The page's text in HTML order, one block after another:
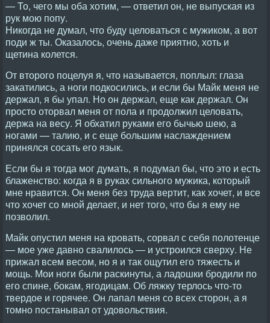
— То, чего мы оба хотим, — ответил он, не выпуская из
рук мою попу.
Никогда не думал, что буду целоваться с мужиком, а вот
поди ж ты. Оказалось, очень даже приятно, хоть и
щетина колется.
От второго поцелуя я, что называется, поплыл: глаза
закатились, а ноги подкосились, и если бы Майк меня не
держал, я бы упал. Но он держал, еще как держал. Он
просто оторвал меня от пола и продолжил целовать,
держа на весу. Я обхатил руками его бычью шею, а
ногами — талию, и с еще большим наслаждением
принялся сосать его язык.
Если бы я тогда мог думать, я подумал бы, что это и есть
блаженство: когда я в руках сильного мужика, который
мне нравится. Он меня без труда вертит, как хочет, и все
что хочет со мной делает, и нет того, что бы я ему не
позволил.
Майк опустил меня на кровать, сорвал с себя полотенце
— мое уже давно свалилось — и устроился сверху. Не
прижал всем весом, но я и так ощутил его тяжесть и
мощь. Мои ноги были раскинуты, а ладошки бродили по
его спине, бокам, ягодицам. Об ляжку терлось что-то
твердое и горячее. Он лапал меня со всех сторон, а я
томно постанывал от удовольствия.